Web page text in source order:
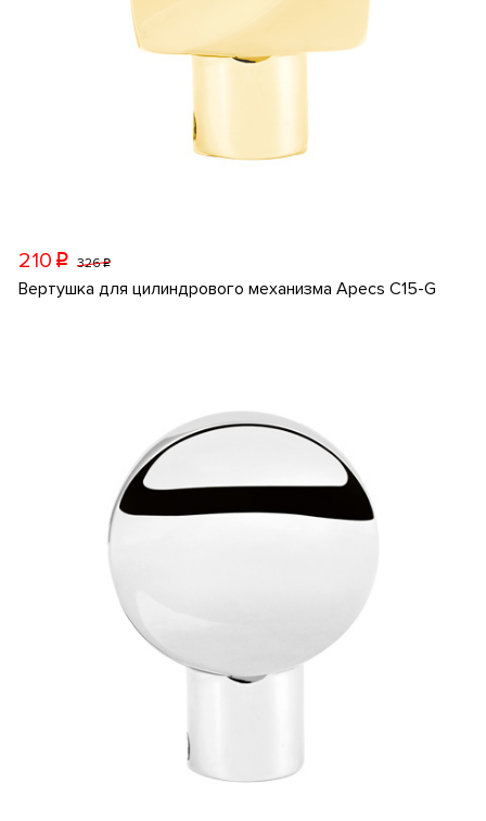
210 p 326p
Вертушка для цилиндрового механизма Apecs C15-G